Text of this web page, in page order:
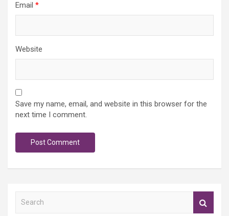
Email *
Website
Save my name, email, and website in this browser for the
next time I comment.